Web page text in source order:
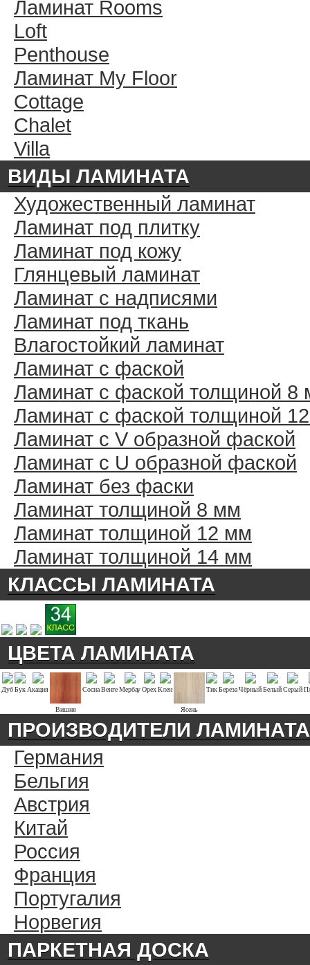
Ламинат Rooms
Loft
Penthouse
Ламинат My Floor
Cottage
Chalet
Villa
ВИДЫ ЛАМИНАТА
Художественный ламинат
Ламинат под плитку
Ламинат под кожу
Глянцевый ламинат
Ламинат с надписями
Ламинат под ткань
Влагостойкий ламинат
Ламинат с фаской
Ламинат с фаской толщиной 8
Ламинат с фаской толщиной
Ламинат с V образной фаской
Ламинат с U образной фаской
Ламинат без фаски
Ламинат толщиной 8 мм
Ламинат толщиной 12 мм
Ламинат толщиной 14 мм
КЛАССЫ ЛАМИНАТА
ЦВЕТА ЛАМИНАТА
ДубБук Акация
Вишня
СоснаВенгеМербауОрехКлен
Ясень
ТикБерезаЧёрныйБелыйСерый
ПРОИЗВОДИТЕЛИ ЛАМИНАТА
Германия
Бельгия
Австрия
Китай
Россия
Франция
Португалия
Норвегия
ПАРКЕТНАЯ ДОСКА